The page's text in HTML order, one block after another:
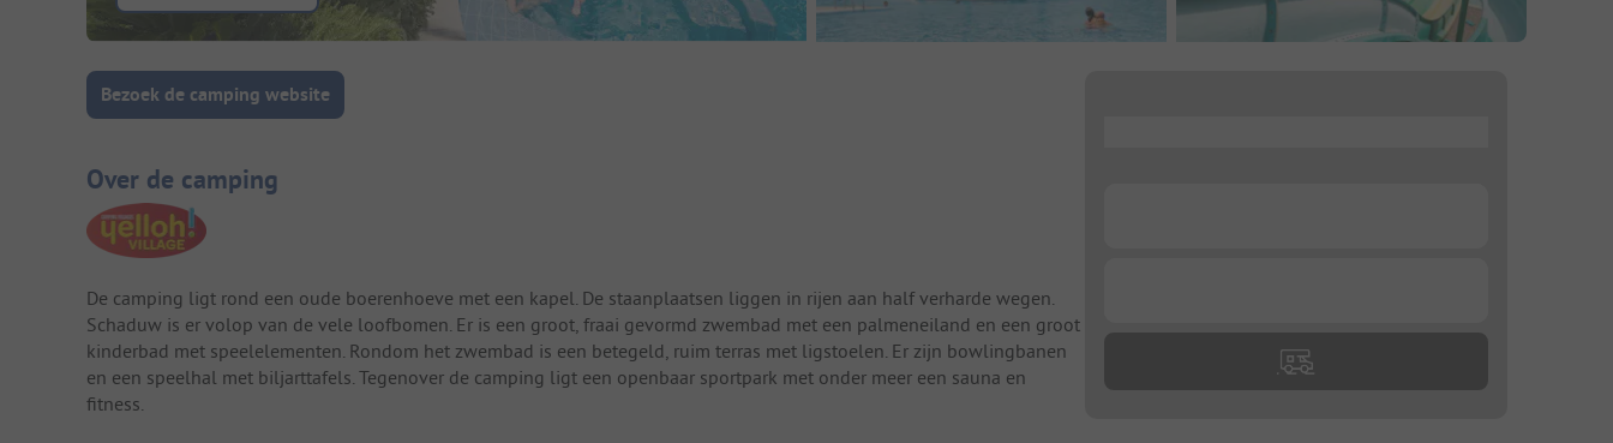
Camping introductie
Bezoek de camping website
Over de camping
De camping ligt rond een oude boerenhoeve met een kapel. De staanplaatsen liggen in rijen aan half verharde wegen.
Schaduw is er volop van de vele loofbomen. Er is een groot, fraai gevormd zwembad met een palmeneiland en een groot
kinderbad met speelelementen. Rondom het zwembad is een betegeld, ruim terras met ligstoelen. Er zijn bowlingbanen
en een speelhal met biljarttafels. Tegenover de camping ligt een openbaar sportpark met onder meer een sauna en
fitness.